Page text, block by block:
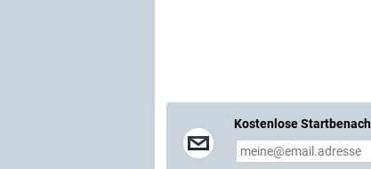
Kostenlose